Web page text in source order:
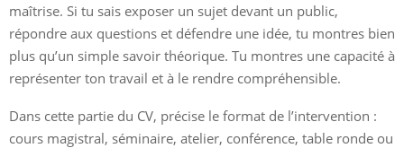
maîtrise. Si tu sais exposer un sujet devant un public,
répondre aux questions et défendre une idée, tu montres bien
plus qu’un simple savoir théorique. Tu montres une capacité à
représenter ton travail et à le rendre compréhensible.
Dans cette partie du CV, précise le format de l’intervention :
cours magistral, séminaire, atelier, conférence, table ronde ou